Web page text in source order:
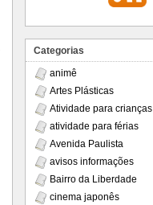
Categorias
animê
Artes Plásticas
Atividade para crianças
atividade para férias
Avenida Paulista
avisos informações
Bairro da Liberdade
cinema japonês